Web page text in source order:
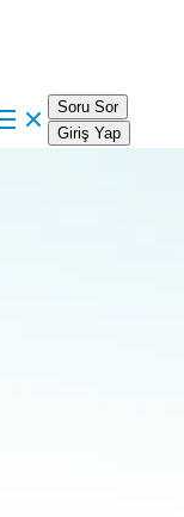
Soru Sor
Giriş Yap